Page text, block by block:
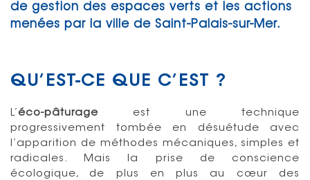
de gestion des espaces verts et les actions
menées par la ville de Saint-Palais-sur-Mer.
QU’EST-CE QUE C’EST ?
L’ éco-pâturage est une technique
progressivement tombée en désuétude avec
l’apparition de méthodes mécaniques, simples et
radicales. Mais la prise de conscience
écologique, de plus en plus au cœur des